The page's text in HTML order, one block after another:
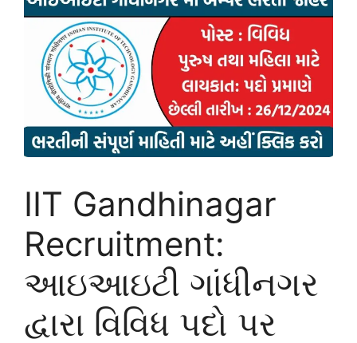
IIT Gandhinagar
Recruitment:
આઇઆઇટી ગાંધીનગર
દ્વારા વિવિધ પદો પર